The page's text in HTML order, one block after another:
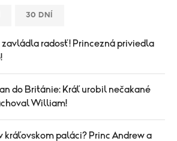
30 DNÍ
zavládla radosť! Princezná priviedla
do Británie: Kráľ urobil nečakané
William!
kráľovskom paláci? Princ Andrew a